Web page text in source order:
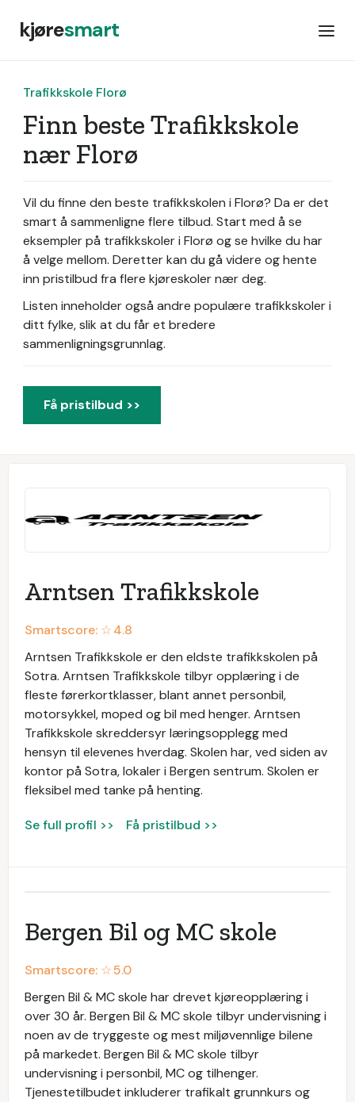
kjøresmart
Trafikkskole Florø
Finn beste Trafikkskole
nær Florø
Vil du finne den beste trafikkskolen i Florø? Da er det
smart å sammenligne flere tilbud. Start med å se
eksempler på trafikkskoler i Florø og se hvilke du har
å velge mellom. Deretter kan du gå videre og hente
inn pristilbud fra flere kjøreskoler nær deg.
Listen inneholder også andre populære trafikkskoler i
ditt fylke, slik at du får et bredere
sammenligningsgrunnlag.
Få pristilbud >>
Arntsen Trafikkskole
Smartscore: ☆4.8
Arntsen Trafikkskole er den eldste trafikkskolen på
Sotra. Arntsen Trafikkskole tilbyr opplæring i de
fleste førerkortklasser, blant annet personbil,
motorsykkel, moped og bil med henger. Arntsen
Trafikkskole skreddersyr læringsopplegg med
hensyn til elevenes hverdag. Skolen har, ved siden av
kontor på Sotra, lokaler i Bergen sentrum. Skolen er
fleksibel med tanke på henting.
Se full profil >> Få pristilbud >>
Bergen Bil og MC skole
Smartscore: ☆5.0
Bergen Bil & MC skole har drevet kjøreopplæring i
over 30 år. Bergen Bil & MC skole tilbyr undervisning i
noen av de tryggeste og mest miljøvennlige bilene
på markedet. Bergen Bil & MC skole tilbyr
undervisning i personbil, MC og tilhenger.
Tjenestetilbudet inkluderer trafikalt grunnkurs og